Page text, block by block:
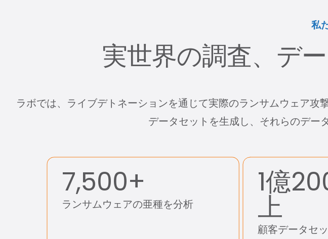
私
実世界の調査、デ
ラボでは、ライブデトネーションを通じて実際のランサムウェア
データセットを生成し、それらのデー
7,500+
ランサムウェアの亜種を分析 1億
上
顧客データセ